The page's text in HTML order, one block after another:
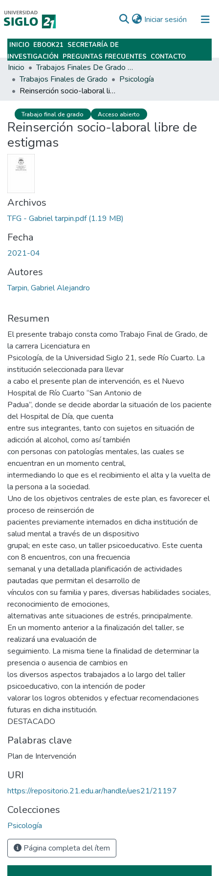
Iniciar sesión (current)
Subir
INICIO EBOOK21 SECRETARÍA DE
INVESTIGACIÓN PREGUNTAS FRECUENTES CONTACTO
Inicio
Trabajos Finales De Grado Y Posgrado
Trabajos Finales de Grado
Psicología
Reinserción socio-laboral libre de estigmas
Trabajo final de grado Acceso abierto
Reinserción socio-laboral libre de
estigmas
Archivos
TFG - Gabriel tarpin.pdf(1.19 MB)
Fecha
2021-04
Autores
Tarpin, Gabriel Alejandro
Resumen
El presente trabajo consta como Trabajo Final de Grado, de
la carrera Licenciatura en
Psicología, de la Universidad Siglo 21, sede Río Cuarto. La
institución seleccionada para llevar
a cabo el presente plan de intervención, es el Nuevo
Hospital de Río Cuarto “San Antonio de
Padua”, donde se decide abordar la situación de los paciente
del Hospital de Día, que cuenta
entre sus integrantes, tanto con sujetos en situación de
adicción al alcohol, como así también
con personas con patologías mentales, las cuales se
encuentran en un momento central,
intermediando lo que es el recibimiento el alta y la vuelta de
la persona a la sociedad.
Uno de los objetivos centrales de este plan, es favorecer el
proceso de reinserción de
pacientes previamente internados en dicha institución de
salud mental a través de un dispositivo
grupal; en este caso, un taller psicoeducativo. Este cuenta
con 8 encuentros, con una frecuencia
semanal y una detallada planificación de actividades
pautadas que permitan el desarrollo de
vínculos con su familia y pares, diversas habilidades sociales,
reconocimiento de emociones,
alternativas ante situaciones de estrés, principalmente.
En un momento anterior a la finalización del taller, se
realizará una evaluación de
seguimiento. La misma tiene la finalidad de determinar la
presencia o ausencia de cambios en
los diversos aspectos trabajados a lo largo del taller
psicoeducativo, con la intención de poder
valorar los logros obtenidos y efectuar recomendaciones
futuras en dicha institución.
DESTACADO
Palabras clave
Plan de Intervención
URI
https://repositorio.21.edu.ar/handle/ues21/21197
Colecciones
Psicología
Página completa del ítem